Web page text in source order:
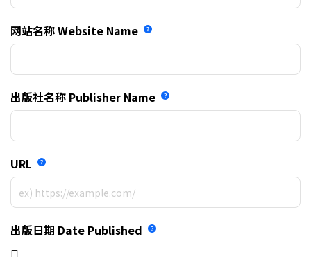
网站名称Website Name
出版社名称 Publisher Name
URL
出版日期 Date Published
日